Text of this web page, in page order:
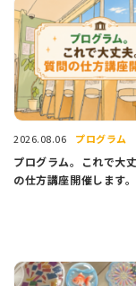
2026.08.06 プログラム
プログラム。これで大
の仕方講座開催します。